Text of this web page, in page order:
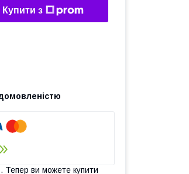
Купити з
Тепер ви можете купити